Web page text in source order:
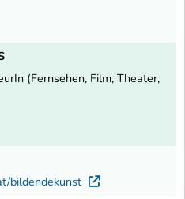
(Fernsehen, Film, Theater,
bildendekunst
Externer